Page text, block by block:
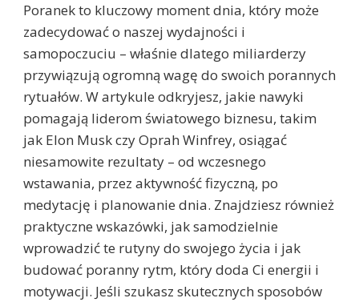
Poranek to kluczowy moment dnia, który może
zadecydować o naszej wydajności i
samopoczuciu – właśnie dlatego miliarderzy
przywiązują ogromną wagę do swoich porannych
rytuałów. W artykule odkryjesz, jakie nawyki
pomagają liderom światowego biznesu, takim
jak Elon Musk czy Oprah Winfrey, osiągać
niesamowite rezultaty – od wczesnego
wstawania, przez aktywność fizyczną, po
medytację i planowanie dnia. Znajdziesz również
praktyczne wskazówki, jak samodzielnie
wprowadzić te rutyny do swojego życia i jak
budować poranny rytm, który doda Ci energii i
motywacji. Jeśli szukasz skutecznych sposobów